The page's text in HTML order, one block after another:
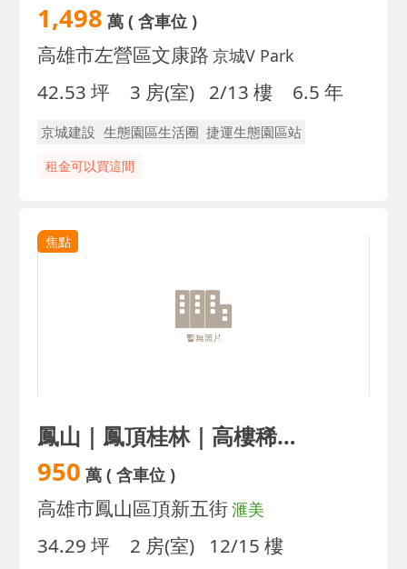
1,498 萬( 含車位 )
高雄市左營區文康路 京城V Park
42.53 坪 3 房(室) 2/13 樓 6.5 年
京城建設 生態園區生活圈 捷運生態園區站
租金可以買這間
焦點
鳳山｜鳳頂桂林｜高樓稀少採光兩房平車｜誠售
950 萬( 含車位 )
高雄市鳳山區頂新五街滙美
34.29 坪 2 房(室)
12/15 樓